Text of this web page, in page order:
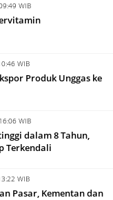
WIB
WIB
Produk Unggas ke
WIB
dalam 8 Tahun,
Terkendali
WIB
Pasar, Kementan dan